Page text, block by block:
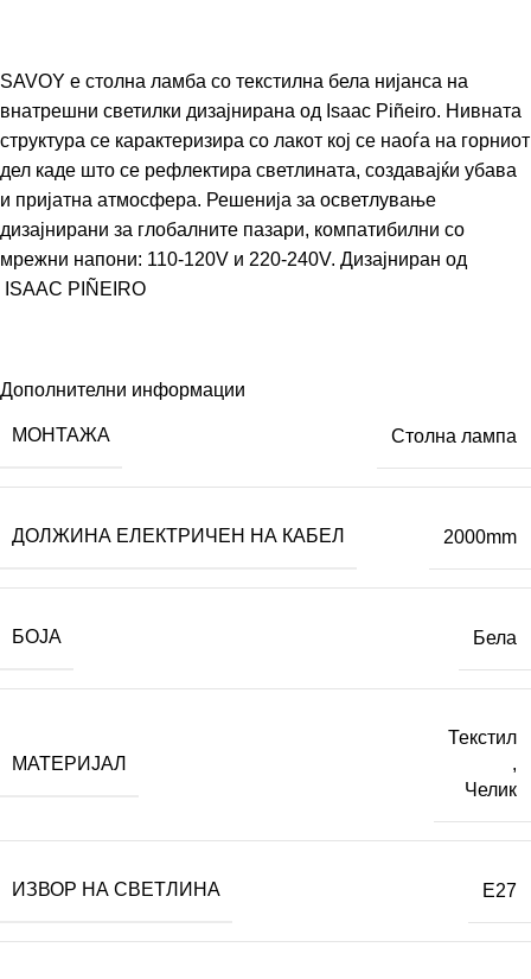
SAVOY е столна ламба со текстилна бела нијанса на
внатрешни светилки дизајнирана од Isaac Piñeiro. Нивната
структура се карактеризира со лакот кој се наоѓа на горниот
дел каде што се рефлектира светлината, создавајќи убава
и пријатна атмосфера. Решенија за осветлување
дизајнирани за глобалните пазари, компатибилни со
мрежни напони: 110-120V и 220-240V. Дизајниран од
ISAAC PIÑEIRO
Дополнителни информации
МОНТАЖА Столна лампа
ДОЛЖИНА ЕЛЕКТРИЧЕН НА КАБЕЛ 2000mm
БОЈА Бела
МАТЕРИЈАЛ
Текстил
,
Челик
ИЗВОР НА СВЕТЛИНА E27